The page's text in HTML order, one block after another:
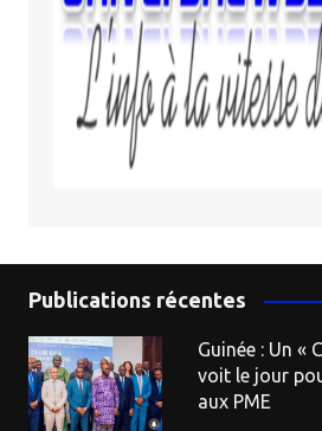
Publications récentes
Guinée : Un «
voit le jour
aux PME